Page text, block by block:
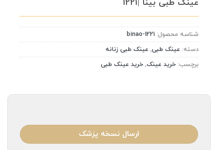
عینک طبی بینا |1221
شناسه محصول: binao-1221
دسته: عینک طبی, عینک طبی زنانه
برچسب: خرید عینک, خرید عینک طبی
ارسال نسخه پزشک